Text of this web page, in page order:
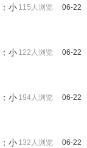
06-22
115人浏览
小
06-22
122人浏览
小
06-22
194人浏览
小
06-22
132人浏览
小